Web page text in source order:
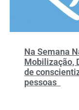
Na Semana
Mobilização,
de
pessoas